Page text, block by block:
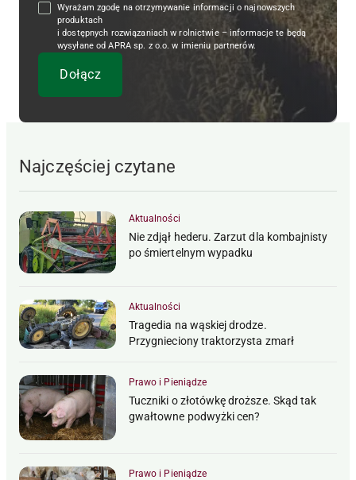
Wyrażam zgodę na otrzymywanie informacji o najnowszych
produktach
i dostępnych rozwiązaniach w rolnictwie – informacje te będą
wysyłane od APRA sp. z o.o. w imieniu partnerów.
Najczęściej czytane
Aktualności
Nie zdjął hederu. Zarzut dla kombajnisty
po śmiertelnym wypadku
Aktualności
Tragedia na wąskiej drodze.
Przygnieciony traktorzysta zmarł
Prawo i Pieniądze
Tuczniki o złotówkę droższe. Skąd tak
gwałtowne podwyżki cen?
Prawo i Pieniądze